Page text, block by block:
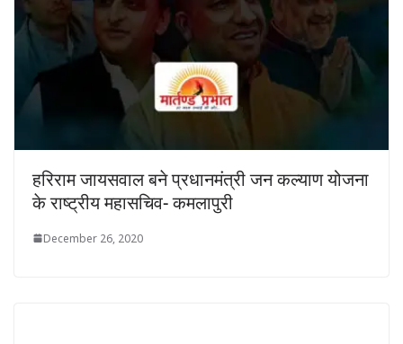
हरिराम जायसवाल बने प्रधानमंत्री जन कल्याण योजना
के राष्ट्रीय महासचिव- कमलापुरी
December 26, 2020